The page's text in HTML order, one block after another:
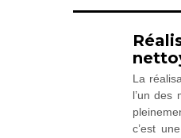
La
l’un des
c’est